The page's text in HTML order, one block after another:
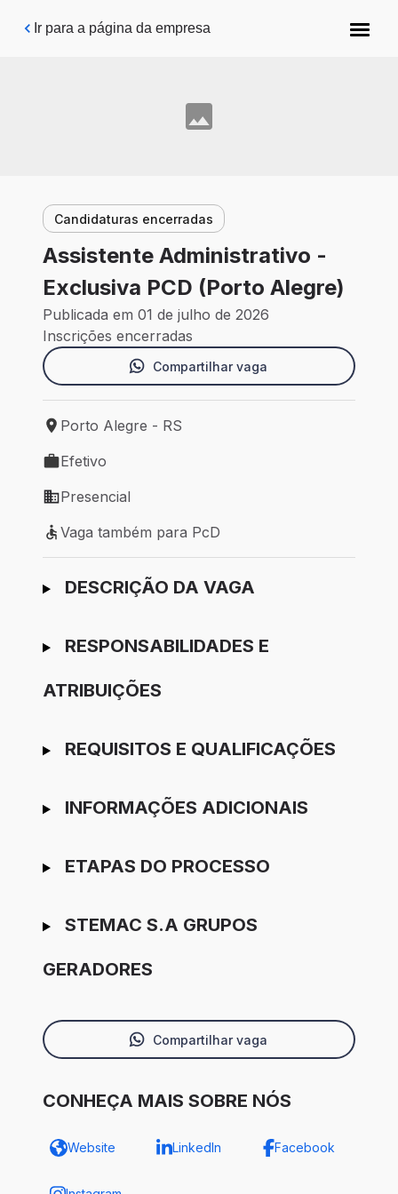
Pular para o conteúdo principal
Ir para a página da empresa
Candidaturas encerradas
Assistente Administrativo -
Exclusiva PCD (Porto Alegre)
Publicada em 01 de julho de 2026
Inscrições encerradas
Compartilhar vaga
Local de trabalho: Porto Alegre - RS
Porto Alegre - RS
Tipo de vaga: Efetivo
Efetivo
Modelo de trabalho: Presencial
Presencial
Vaga também para PcD
Vaga também para PcD
Ir para candidatura
DESCRIÇÃO DA VAGA
RESPONSABILIDADES E
ATRIBUIÇÕES
REQUISITOS E QUALIFICAÇÕES
INFORMAÇÕES ADICIONAIS
ETAPAS DO PROCESSO
STEMAC S.A GRUPOS
GERADORES
Compartilhar vaga
CONHEÇA MAIS SOBRE NÓS
Website LinkedIn Facebook